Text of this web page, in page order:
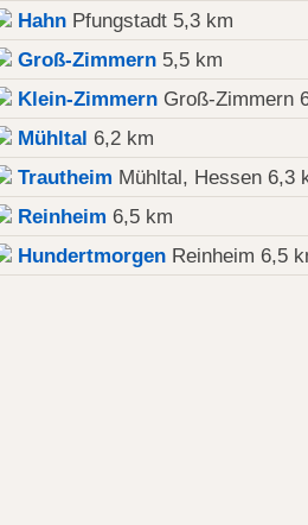
Hahn Pfungstadt 5,3 km
Groß-Zimmern 5,5 km
Klein-Zimmern Groß-Zimmern
Mühltal 6,2 km
Trautheim Mühltal, Hessen 6,3
Reinheim 6,5 km
Hundertmorgen Reinheim 6,5